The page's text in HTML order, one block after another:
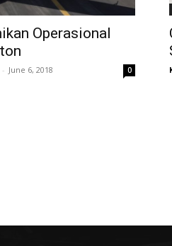
Operasional
- June 6, 2018 0